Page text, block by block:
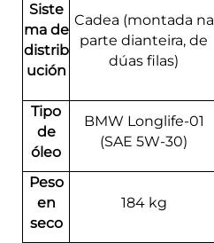
Siste
ma de
distrib
ución
Cadea (montada na
parte dianteira, de
dúas filas)
Tipo
de
óleo
BMW Longlife-01
(SAE 5W-30)
Peso
en
seco
184 kg